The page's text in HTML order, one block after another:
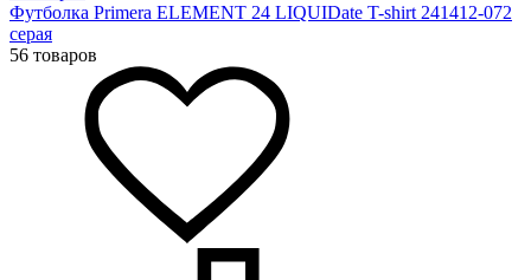
Футболка Primera ELEMENT 24 LIQUIDate T-shirt 241412-072
серая
56 товаров